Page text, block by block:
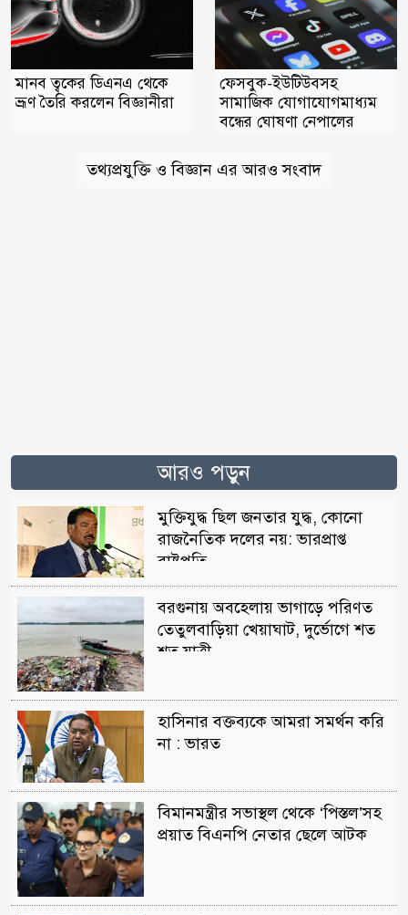
মানব ত্বকের ডিএনএ থেকে
ভ্রূণ তৈরি করলেন বিজ্ঞানীরা
ফেসবুক-ইউটিউবসহ
সামাজিক যোগাযোগমাধ্যম
বন্ধের ঘোষণা নেপালের
তথ্যপ্রযুক্তি ও বিজ্ঞান এর আরও সংবাদ
আরও পড়ুন
মুক্তিযুদ্ধ ছিল জনতার যুদ্ধ, কোনো
রাজনৈতিক দলের নয়: ভারপ্রাপ্ত
রাষ্ট্রপতি
বরগুনায় অবহেলায় ভাগাড়ে পরিণত
তেতুলবাড়িয়া খেয়াঘাট, দুর্ভোগে শত
শত যাত্রী
হাসিনার বক্তব্যকে আমরা সমর্থন করি
না : ভারত
বিমানমন্ত্রীর সভাস্থল থেকে ‘পিস্তল’সহ
প্রয়াত বিএনপি নেতার ছেলে আটক